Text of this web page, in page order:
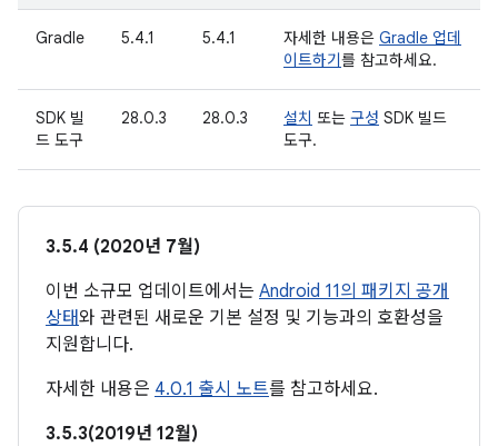
Gradle 5.4.1 5.4.1 자세한 내용은 Gradle 업데
이트하기를 참고하세요.
SDK 빌
드 도구
28.0.3 28.0.3 설치 또는 구성 SDK 빌드
도구.
3.5.4 (2020년 7월)
이번 소규모 업데이트에서는 Android 11의 패키지 공개
상태와 관련된 새로운 기본 설정 및 기능과의 호환성을
지원합니다.
자세한 내용은 4.0.1 출시 노트를 참고하세요.
3.5.3(2019년 12월)